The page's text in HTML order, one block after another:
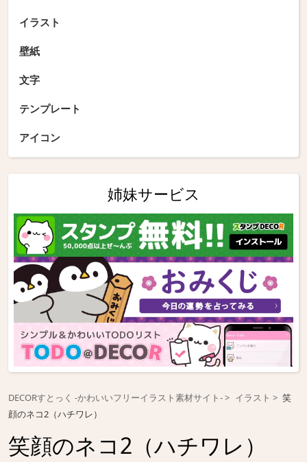
イラスト
壁紙
文字
テンプレート
アイコン
姉妹サービス
DECORすとっく -かわいいフリーイラスト素材サイト- イラスト
笑
顔のネコ2（ハチワレ）
笑顔のネコ2（ハチワレ）